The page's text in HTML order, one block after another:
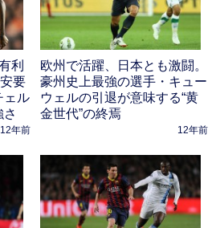
利
要
ェル
12年前
欧州で活躍、日本とも激闘。
豪州史上最強の選手・キュー
ウェルの引退が意味する“黄
金世代”の終焉
12年前